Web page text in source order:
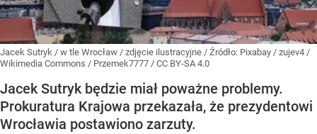
Jacek Sutryk / w tle Wrocław / zdjęcie ilustracyjne / Źródło: Pixabay / zujev4 /
Wikimedia Commons / Przemek7777 / CC BY-SA 4.0
Jacek Sutryk będzie miał poważne problemy.
Prokuratura Krajowa przekazała, że prezydentowi
Wrocławia postawiono zarzuty.